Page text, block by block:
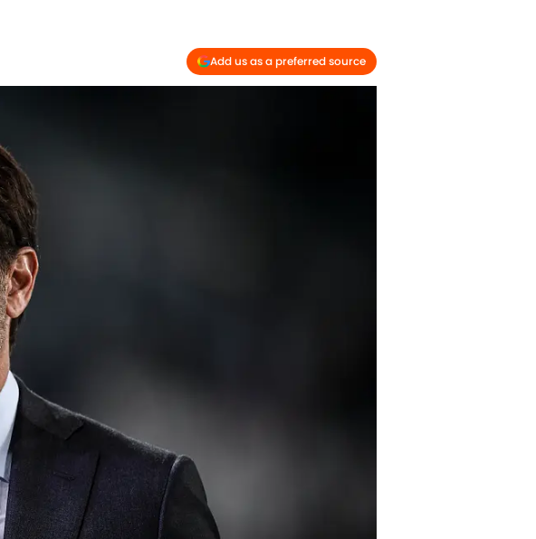
Add us as a preferred source